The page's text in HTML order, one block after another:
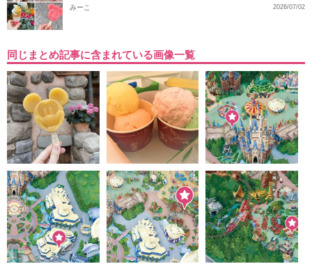
2026/07/02
みーこ
同じまとめ記事に含まれている画像一覧